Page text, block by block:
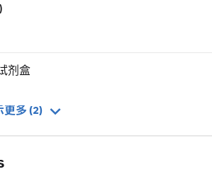
剂盒
更多 (2)